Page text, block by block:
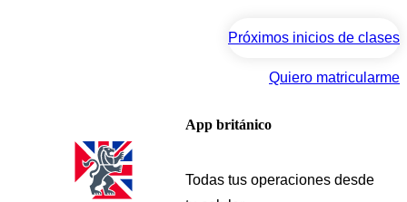
Próximos inicios de clases
Quiero matricularme
App británico
Todas tus operaciones desde